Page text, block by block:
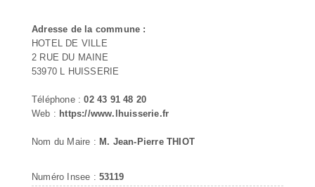
Adresse de la commune :
HOTEL DE VILLE
2 RUE DU MAINE
53970 L HUISSERIE
Téléphone :02 43 91 48 20
Web : https://www.lhuisserie.fr
Nom du Maire : M. Jean-Pierre THIOT
Numéro Insee : 53119